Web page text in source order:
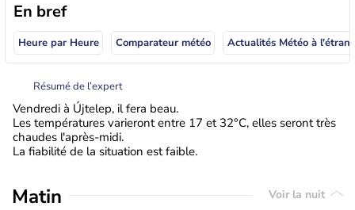
En bref
Heure par Heure Comparateur météo
Résumé de l’expert
Vendredi à Újtelep, il fera beau.
Les températures varieront entre 17 et 32°C, elles seront très
chaudes l'après-midi.
La fiabilité de la situation est faible.
Matin Voir la nuit